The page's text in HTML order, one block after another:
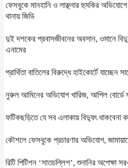
ফেসবুকে মানহানি ও লাঞ্ছনার হুমকির অভিযোগে
থানায় জিডি
দুই দশকের প্রবাসজীবনের অবসান, ওমানে
এনামের
প্রার্থিতা বাতিলের বিরুদ্ধে হাইকোর্টে যাচ্ছেন
নুরুল আমিনের অভিযোগ খারিজ, আপিল বোর্ডে
ফটিকছড়িতে যে সব এলাকায় বিদ্যুৎ থাকবেনা
কৌশলে ফেসবুকে প্রচারণার অভিযোগ,
রিটি পিটিশন ‘সাতচল্লিশ’, শুনানির অপেক্ষা